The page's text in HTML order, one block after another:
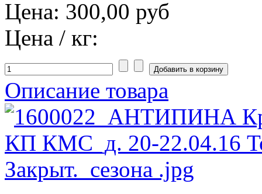
Цена: 300,00 руб
Цена / кг:
Описание товара